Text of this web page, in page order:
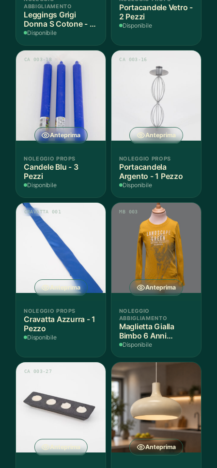
ABBIGLIAMENTO
Leggings Grigi
Donna S Cotone - 1
Paio
Disponibile
Portacandele Vetro -
2 Pezzi
Disponibile
Anteprima
CA 003-18
NOLEGGIO PROPS
Candele Blu - 3
Pezzi
Disponibile
Anteprima
CA 003-16
NOLEGGIO PROPS
Portacandela
Argento - 1 Pezzo
Disponibile
Anteprima
CRAVATTA 001
NOLEGGIO PROPS
Cravatta Azzurra - 1
Pezzo
Disponibile
Anteprima
MB 003
NOLEGGIO
ABBIGLIAMENTO
Maglietta Gialla
Bimbo 6 Anni
Cotone - 1 Pezzo
Disponibile
Anteprima
CA 003-27
Anteprima